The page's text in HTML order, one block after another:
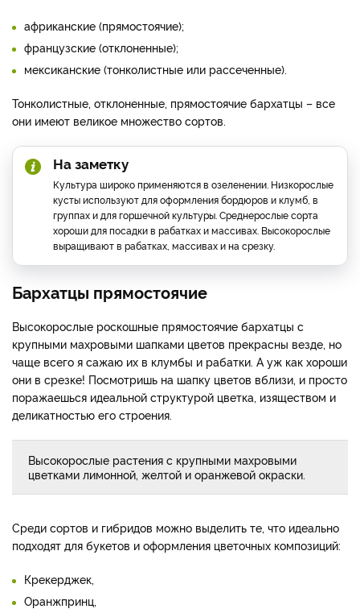
африканские (прямостоячие);
французские (отклоненные);
мексиканские (тонколистные или рассеченные).
Тонколистные, отклоненные, прямостоячие бархатцы – все
они имеют великое множество сортов.
На заметку
Культура широко применяются в озеленении. Низкорослые
кусты используют для оформления бордюров и клумб, в
группах и для горшечной культуры. Среднерослые сорта
хороши для посадки в рабатках и массивах. Высокорослые
выращивают в рабатках, массивах и на срезку.
Бархатцы прямостоячие
Высокорослые роскошные прямостоячие бархатцы с
крупными махровыми шапками цветов прекрасны везде, но
чаще всего я сажаю их в клумбы и рабатки. А уж как хороши
они в срезке! Посмотришь на шапку цветов вблизи, и просто
поражаешься идеальной структурой цветка, изяществом и
деликатностью его строения.
Высокорослые растения с крупными махровыми
цветками лимонной, желтой и оранжевой окраски.
Среди сортов и гибридов можно выделить те, что идеально
подходят для букетов и оформления цветочных композиций:
Крекерджек,
Оранжпринц,